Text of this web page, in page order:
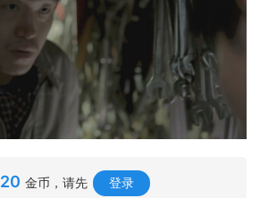
20 金币，请先 登录